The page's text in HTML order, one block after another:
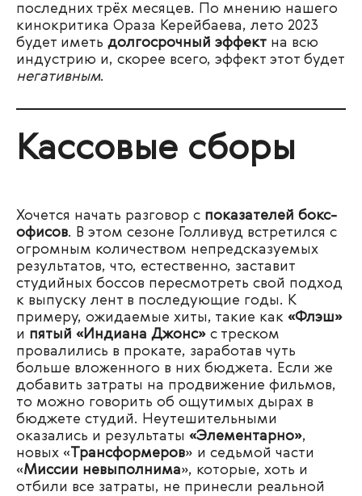
последних трёх месяцев. По мнению нашего
кинокритика Ораза Керейбаева, лето 2023
будет иметь долгосрочный эффект на всю
индустрию и, скорее всего, эффект этот будет
негативным.
Кассовые сборы
Хочется начать разговор с показателей бокс-
офисов. В этом сезоне Голливуд встретился с
огромным количеством непредсказуемых
результатов, что, естественно, заставит
студийных боссов пересмотреть свой подход
к выпуску лент в последующие годы. К
примеру, ожидаемые хиты, такие как «Флэш»
и пятый «Индиана Джонс» с треском
провалились в прокате, заработав чуть
больше вложенного в них бюджета. Если же
добавить затраты на продвижение фильмов,
то можно говорить об ощутимых дырах в
бюджете студий. Неутешительными
оказались и результаты «Элементарно»,
новых «Трансформеров» и седьмой части
«Миссии невыполнима», которые, хоть и
отбили все затраты, не принесли реальной